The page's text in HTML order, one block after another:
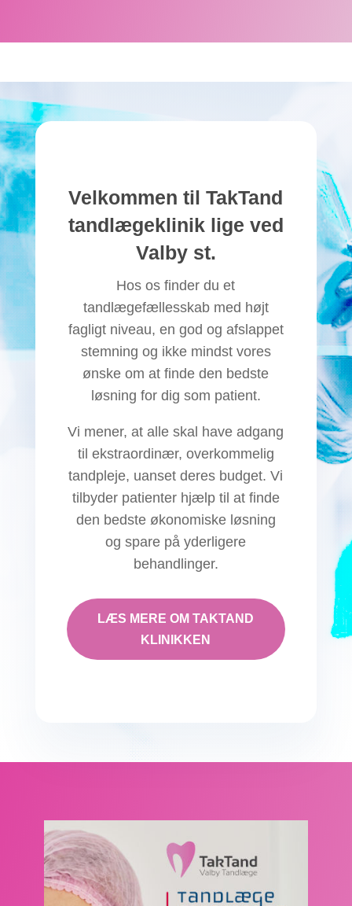
Velkommen til TakTand
tandlægeklinik lige ved
Valby st.
Hos os finder du et
tandlægefællesskab med højt
fagligt niveau, en god og afslappet
stemning og ikke mindst vores
ønske om at finde den bedste
løsning for dig som patient.
Vi mener, at alle skal have adgang
til ekstraordinær, overkommelig
tandpleje, uanset deres budget. Vi
tilbyder patienter hjælp til at finde
den bedste økonomiske løsning
og spare på yderligere
behandlinger.
LÆS MERE OM TAKTAND
KLINIKKEN